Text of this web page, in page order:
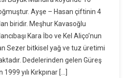
Ayşe – Hasan çiftinin 4
biridir. Meşhur Kavasoğlu
Kara İbo ve Kel Aliço’nun
Sezer bitkisel yağ ve tuz üretimi
Dedelerinden gelen Güreş
yılı Kırkpınar […]